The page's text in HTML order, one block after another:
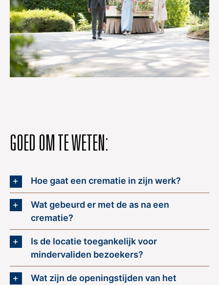
GOED OM TE WETEN:
Hoe gaat een crematie in zijn werk?
Wat gebeurd er met de as na een
crematie?
Is de locatie toegankelijk voor
mindervaliden bezoekers?
Wat zijn de openingstijden van het